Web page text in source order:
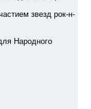
звезд рок-н-
Народного